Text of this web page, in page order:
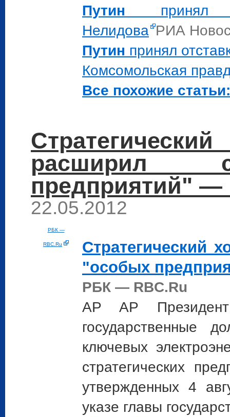
Путин принял
Нелидова РИА
Путин принял
Комсомольская
Все похожие
расширил
предприятий"
22.05.2012
РБК —
RBC.Ru
Стратегический
"особых
РБК — RBC.Ru
AP AP
государственные
ключевых
стратегических
утвержденных 4
указе главы